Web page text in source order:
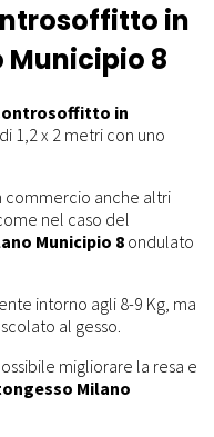
in
Municipio 8
in
1,2 x 2 metri con uno
commercio anche altri
nel caso del
Municipio 8 ondulato
intorno agli 8-9 Kg, ma
al gesso.
migliorare la resa e
Milano